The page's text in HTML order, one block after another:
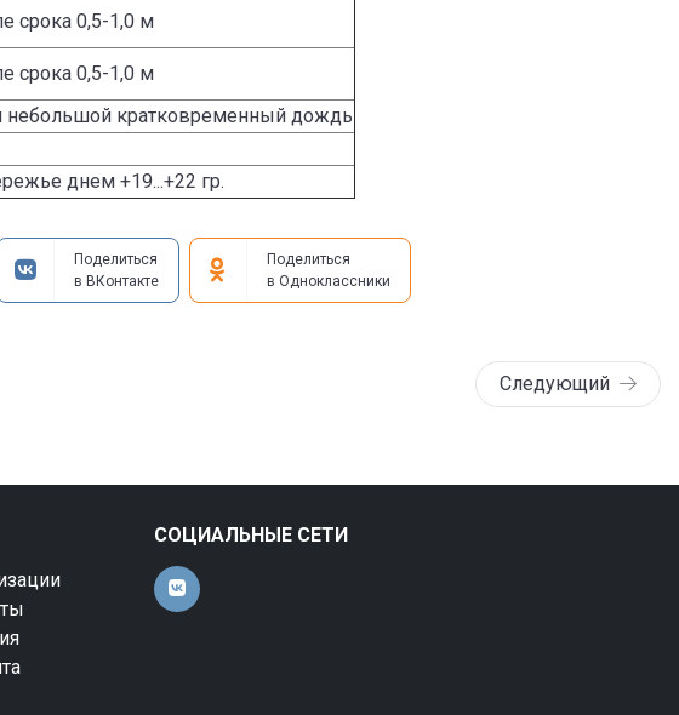
срока 0,5-1,0 м
срока 0,5-1,0 м
кратковременный дождь
днем +19...+22 гр.
Поделиться
в ВКонтакте
Поделиться
в Одноклассники
Следующий
СОЦИАЛЬНЫЕ СЕТИ